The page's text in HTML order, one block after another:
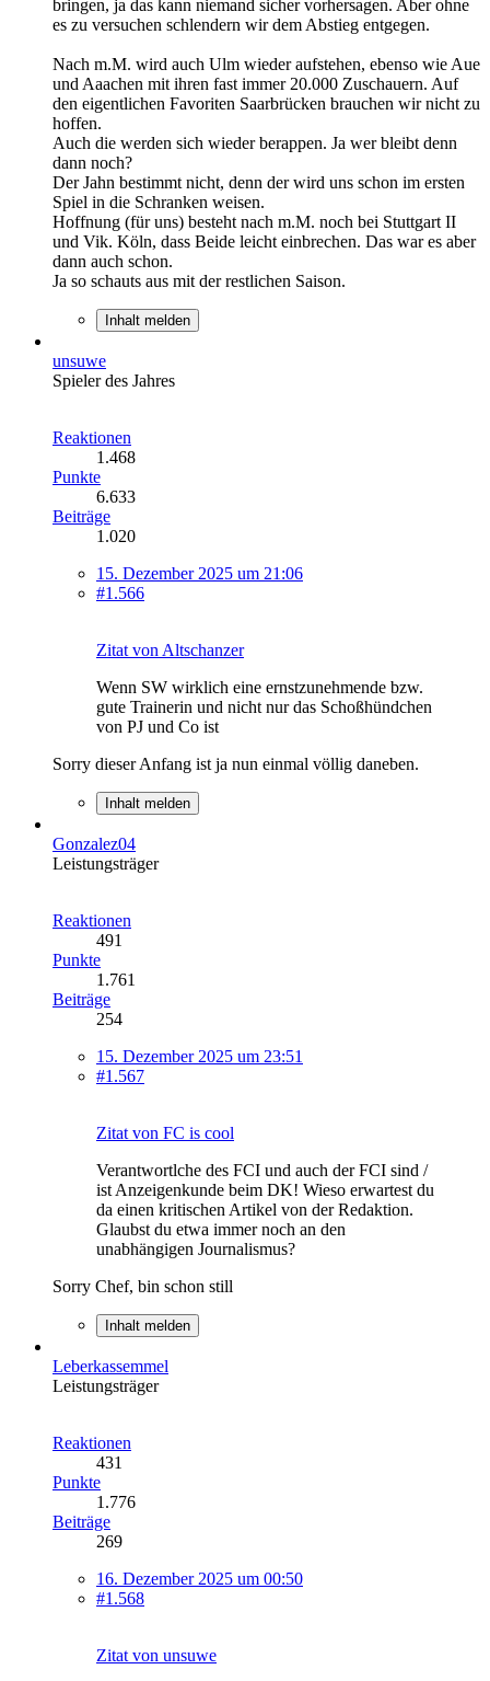
bringen, ja das kann niemand sicher vorhersagen. Aber ohne
es zu versuchen schlendern wir dem Abstieg entgegen.
Nach m.M. wird auch Ulm wieder aufstehen, ebenso wie Aue
und Aaachen mit ihren fast immer 20.000 Zuschauern. Auf
den eigentlichen Favoriten Saarbrücken brauchen wir nicht zu
hoffen.
Auch die werden sich wieder berappen. Ja wer bleibt denn
dann noch?
Der Jahn bestimmt nicht, denn der wird uns schon im ersten
Spiel in die Schranken weisen.
Hoffnung (für uns) besteht nach m.M. noch bei Stuttgart II
und Vik. Köln, dass Beide leicht einbrechen. Das war es aber
dann auch schon.
Ja so schauts aus mit der restlichen Saison.
Inhalt melden
unsuwe
Spieler des Jahres
Reaktionen
1.468
Punkte
6.633
Beiträge
1.020
15. Dezember 2025 um 21:06
#1.566
Zitat von Altschanzer
Wenn SW wirklich eine ernstzunehmende bzw.
gute Trainerin und nicht nur das Schoßhündchen
von PJ und Co ist
Sorry dieser Anfang ist ja nun einmal völlig daneben.
Inhalt melden
Gonzalez04
Leistungsträger
Reaktionen
491
Punkte
1.761
Beiträge
254
15. Dezember 2025 um 23:51
#1.567
Zitat von FC is cool
Verantwortlche des FCI und auch der FCI sind /
ist Anzeigenkunde beim DK! Wieso erwartest du
da einen kritischen Artikel von der Redaktion.
Glaubst du etwa immer noch an den
unabhängigen Journalismus?
Sorry Chef, bin schon still
Inhalt melden
Leberkassemmel
Leistungsträger
Reaktionen
431
Punkte
1.776
Beiträge
269
16. Dezember 2025 um 00:50
#1.568
Zitat von unsuwe